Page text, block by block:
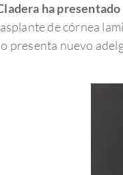
ha
de córnea
presenta nuevo